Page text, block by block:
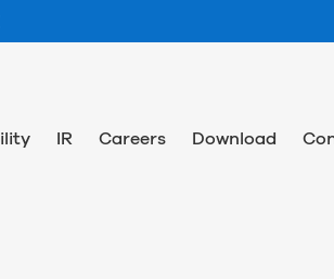
IR Careers Download